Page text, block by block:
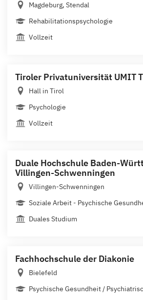
Magdeburg, Stendal
Rehabilitationspsychologie
Vollzeit
Tiroler Privatuniversität UMIT
Hall in Tirol
Psychologie
Vollzeit
Duale Hochschule Baden-
Villingen-Schwenningen
Villingen-Schwenningen
Soziale Arbeit - Psychische
Duales Studium
Fachhochschule der Diakonie
Bielefeld
Psychische Gesundheit /